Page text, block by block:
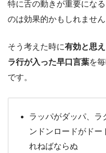
特に舌の動きが重要にな
のは効果的かもしれません
そう考えた時に有効と思
ラ行が入った早口言葉を
です。
ラッパがダッパ、ラ
ンドンロードがドー
れねばならぬ